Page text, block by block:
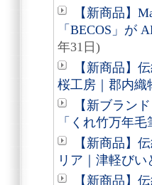
【新商品】
「BECOS」が
年31日)
【新商品】
桜工房｜郡内織
【新ブラン
「くれ竹万年
【新商品】
リア｜津軽び
【新商品】